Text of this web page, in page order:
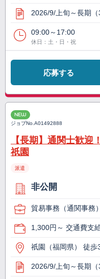
2026/9/上旬～長期（
09:00～17:00
休日：土・日・祝
応募する
NEW
ジョブNo.A01492888
【長期】通関士歓迎
祇園
派遣
非公開
貿易事務（通関事務）
1,300円～ 交通費支
祇園（福岡県） 徒歩
2026/9/上旬～長期（